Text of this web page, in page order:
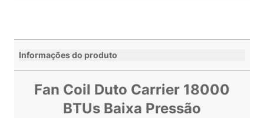
Informações do produto
Fan Coil Duto Carrier 18000
BTUs Baixa Pressão